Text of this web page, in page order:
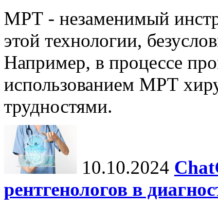
МРТ - незаменимый
этой технологии,
Например, в процессе
использованием МРТ
трудностями.
10.10.2024
рентгенологов в